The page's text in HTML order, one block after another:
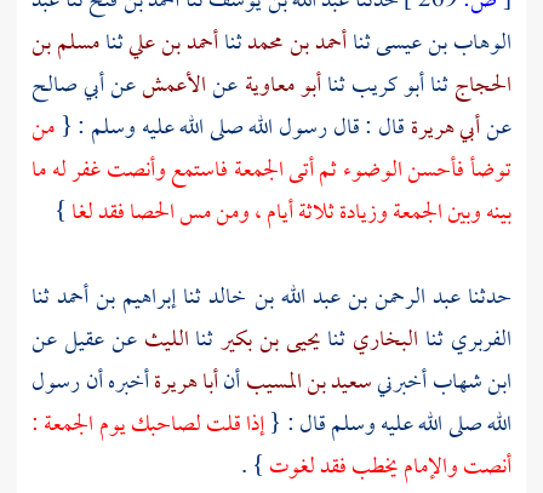
الوهاب بن عيسىثناأحمد بن محمدثناأحمد بن عليثنامسلم بن
الحجاجثناأبو كريبثناأبو معاويةعنالأعمشعنأبي صالح
عنأبي هريرةقال : قال رسول الله صلى الله عليه وسلم : {من
توضأ فأحسن الوضوء ثم أتى الجمعة فاستمع وأنصت غفر له ما
بينه وبين الجمعة وزيادة ثلاثة أيام ، ومن مس الحصا فقد لغا}
حدثناعبد الرحمن بن عبد الله بن خالدثناإبراهيم بن أحمدثنا
الفربريثنا البخاريثنايحيى بن بكيرثناالليثعنعقيلعن
ابن شهابأخبرنيسعيد بن المسيبأنأبا هريرةأخبره أن رسول
الله صلى الله عليه وسلم قال : {إذا قلت لصاحبك يوم الجمعة :
أنصت والإمام يخطب فقد لغوت} .